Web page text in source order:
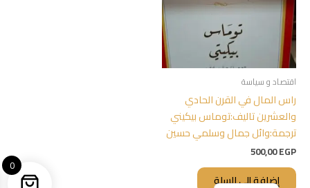
اقتصاد و سياسة
راس المال في القرن الحادي
والعشرين تاليف:توماس بيكيني
ترجمة:وائل جمال وسلمي حسين
500,00EGP
إضافة إلى السلة
0